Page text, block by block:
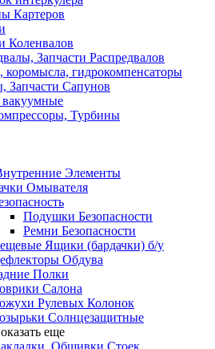
Картеров
Коленвалов
Запчасти Распредвалов
коромысла, гидрокомпенсаторы
Запчасти Сапунов
Турбины
Элементы
Омывателя
Подушки Безопасности
Ремни Безопасности
Ящики (бардачки) б/у
Обдува
Полки
Салона
Рулевых Колонок
Солнцезащитные
еще
Обшивки Стоек